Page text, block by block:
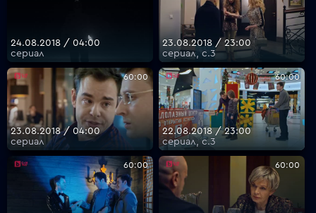
24.08.2018 / 04:00
сериал
23.08.2018 / 23:00
сериал, с.3
60:00
23.08.2018 / 04:00
сериал
60:00
22.08.2018 / 23:00
сериал, с.3
60:00 60:00